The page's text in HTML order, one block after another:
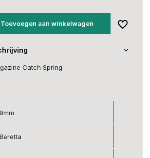
Toevoegen aan winkelwagen
Catch Spring
9mm
Beretta